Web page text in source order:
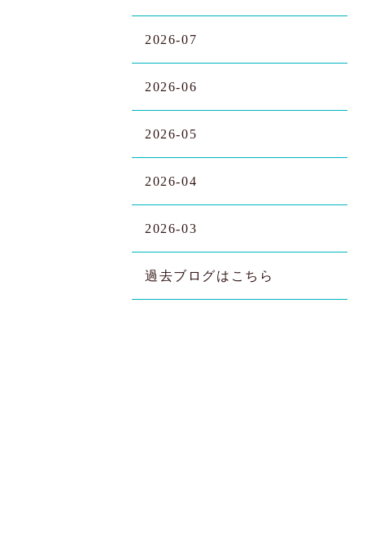
2026-07
2026-06
2026-05
2026-04
2026-03
過去ブログはこちら